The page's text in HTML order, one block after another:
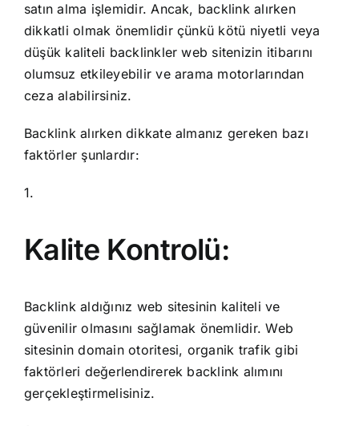
satın alma işlemidir. Ancak, backlink alırken
dikkatli olmak önemlidir çünkü kötü niyetli veya
düşük kaliteli backlinkler web sitenizin itibarını
olumsuz etkileyebilir ve arama motorlarından
ceza alabilirsiniz.
Backlink alırken dikkate almanız gereken bazı
faktörler şunlardır:
1.
Kalite Kontrolü:
Backlink aldığınız web sitesinin kaliteli ve
güvenilir olmasını sağlamak önemlidir. Web
sitesinin domain otoritesi, organik trafik gibi
faktörleri değerlendirerek backlink alımını
gerçekleştirmelisiniz.